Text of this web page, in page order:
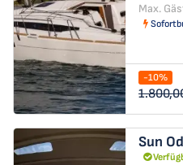
Max.
-10%
Sun